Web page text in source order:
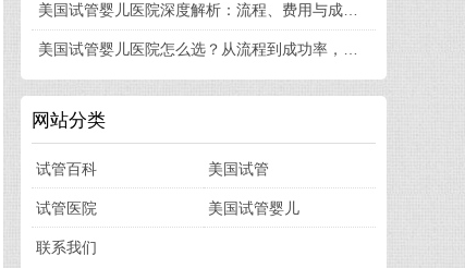
网站分类
试管百科 美国试管
试管医院 美国试管婴儿
联系我们